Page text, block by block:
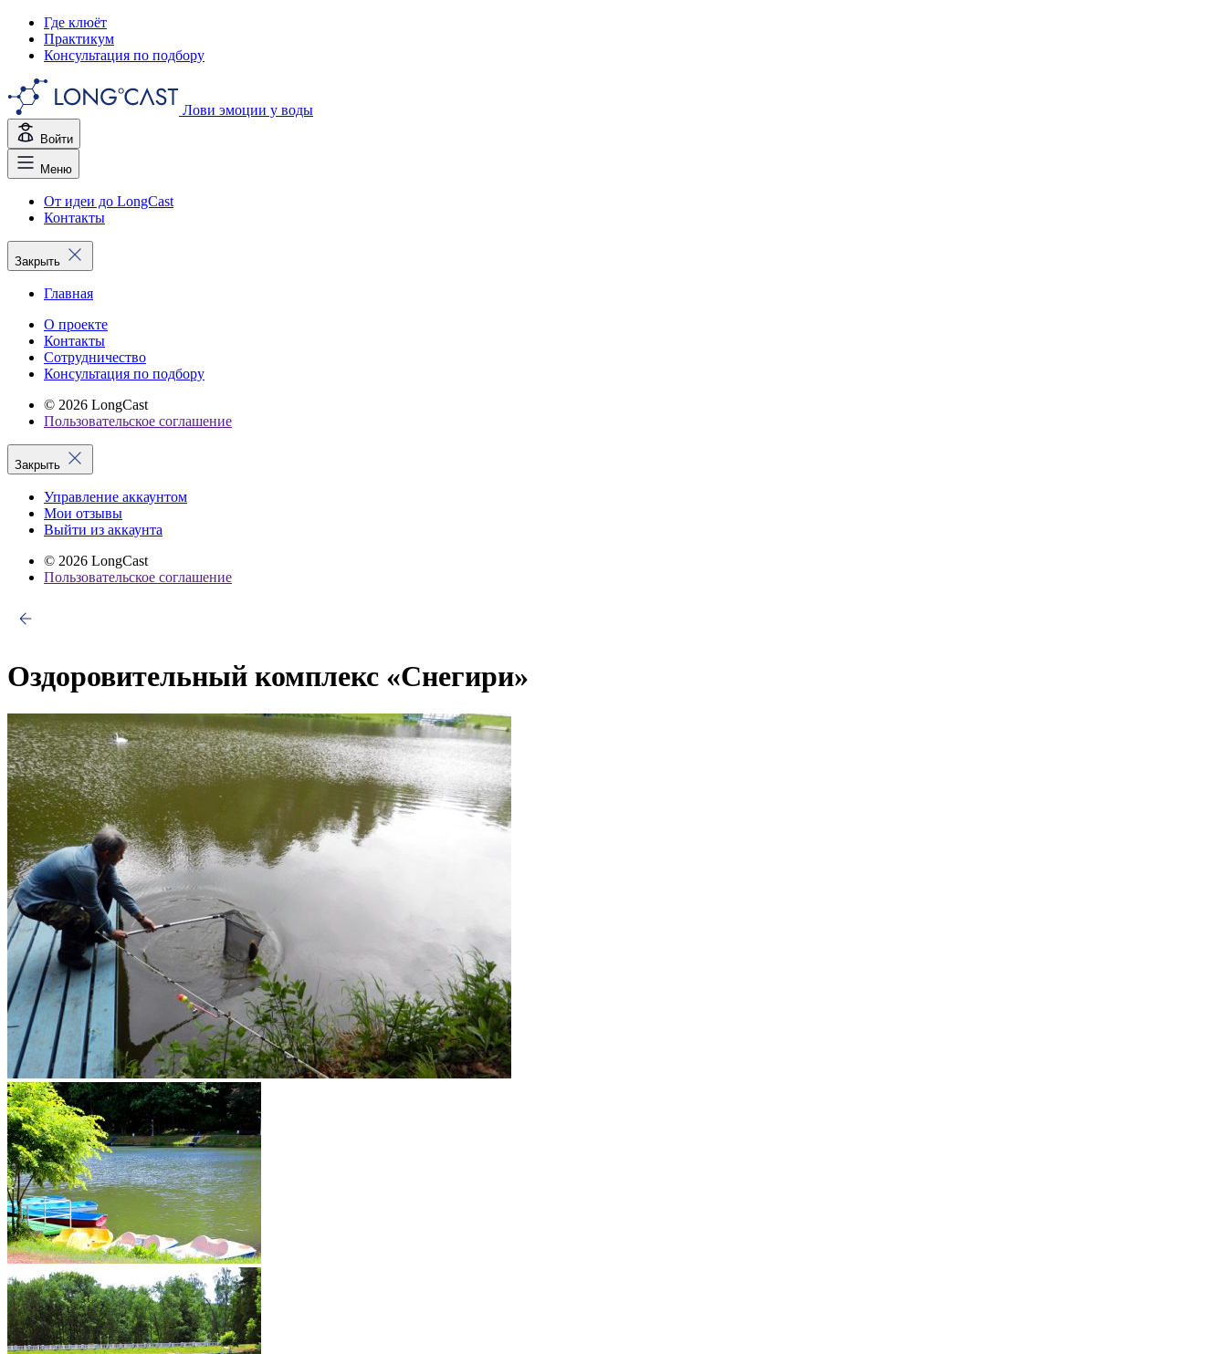
Где клюёт
Практикум
Консультация по подбору
Лови эмоции у воды
Войти
Меню
От идеи до LongCast
Контакты
Закрыть
Главная
О проекте
Контакты
Сотрудничество
Консультация по подбору
© 2026 LongCast
Пользовательское соглашение
Закрыть
Управление аккаунтом
Мои отзывы
Выйти из аккаунта
© 2026 LongCast
Пользовательское соглашение
Оздоровительный комплекс «Снегири»